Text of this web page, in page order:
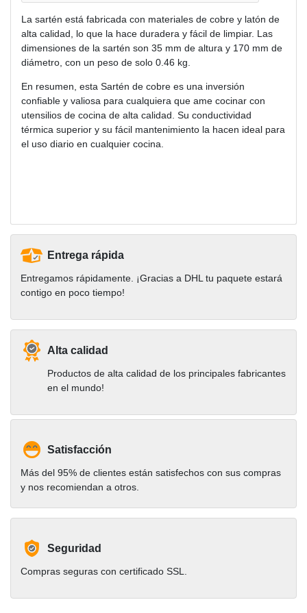
La sartén está fabricada con materiales de cobre y latón de
alta calidad, lo que la hace duradera y fácil de limpiar. Las
dimensiones de la sartén son 35 mm de altura y 170 mm de
diámetro, con un peso de solo 0.46 kg.
En resumen, esta Sartén de cobre es una inversión
confiable y valiosa para cualquiera que ame cocinar con
utensilios de cocina de alta calidad. Su conductividad
térmica superior y su fácil mantenimiento la hacen ideal para
el uso diario en cualquier cocina.
Entrega rápida
Entregamos rápidamente. ¡Gracias a DHL tu paquete estará
contigo en poco tiempo!
Alta calidad
Productos de alta calidad de los principales fabricantes
en el mundo!
Satisfacción
Más del 95% de clientes están satisfechos con sus compras
y nos recomiendan a otros.
Seguridad
Compras seguras con certificado SSL.